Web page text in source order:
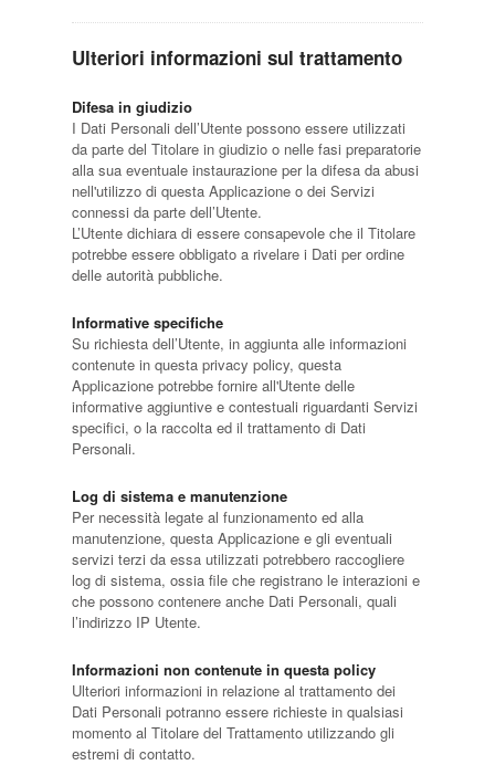
Ulteriori informazioni sul trattamento
Difesa in giudizio
I Dati Personali dell’Utente possono essere utilizzati
da parte del Titolare in giudizio o nelle fasi preparatorie
alla sua eventuale instaurazione per la difesa da abusi
nell'utilizzo di questa Applicazione o dei Servizi
connessi da parte dell’Utente.
L’Utente dichiara di essere consapevole che il Titolare
potrebbe essere obbligato a rivelare i Dati per ordine
delle autorità pubbliche.
Informative specifiche
Su richiesta dell’Utente, in aggiunta alle informazioni
contenute in questa privacy policy, questa
Applicazione potrebbe fornire all'Utente delle
informative aggiuntive e contestuali riguardanti Servizi
specifici, o la raccolta ed il trattamento di Dati
Personali.
Log di sistema e manutenzione
Per necessità legate al funzionamento ed alla
manutenzione, questa Applicazione e gli eventuali
servizi terzi da essa utilizzati potrebbero raccogliere
log di sistema, ossia file che registrano le interazioni e
che possono contenere anche Dati Personali, quali
l’indirizzo IP Utente.
Informazioni non contenute in questa policy
Ulteriori informazioni in relazione al trattamento dei
Dati Personali potranno essere richieste in qualsiasi
momento al Titolare del Trattamento utilizzando gli
estremi di contatto.